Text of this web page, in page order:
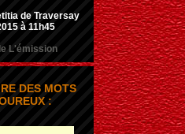
de Traversay
à 11h45
L'émission
DES MOTS
: